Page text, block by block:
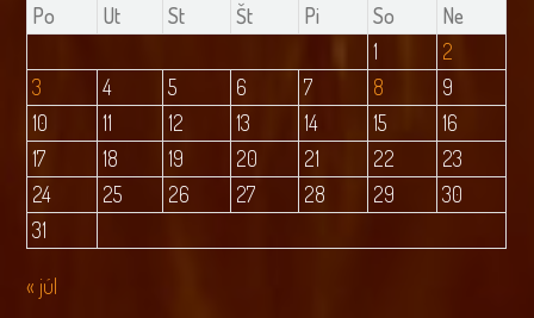
Po
Ut St Št Pi So
Ne
1
2
3
4 5 6 7 8
9
10
11 12 13 14 15
16
17
18 19 20 21 22
23
24
25 26 27 28 29
30
31
« júl